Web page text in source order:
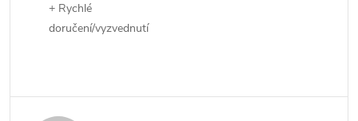
+ Rychlé
doručení/vyzvednutí